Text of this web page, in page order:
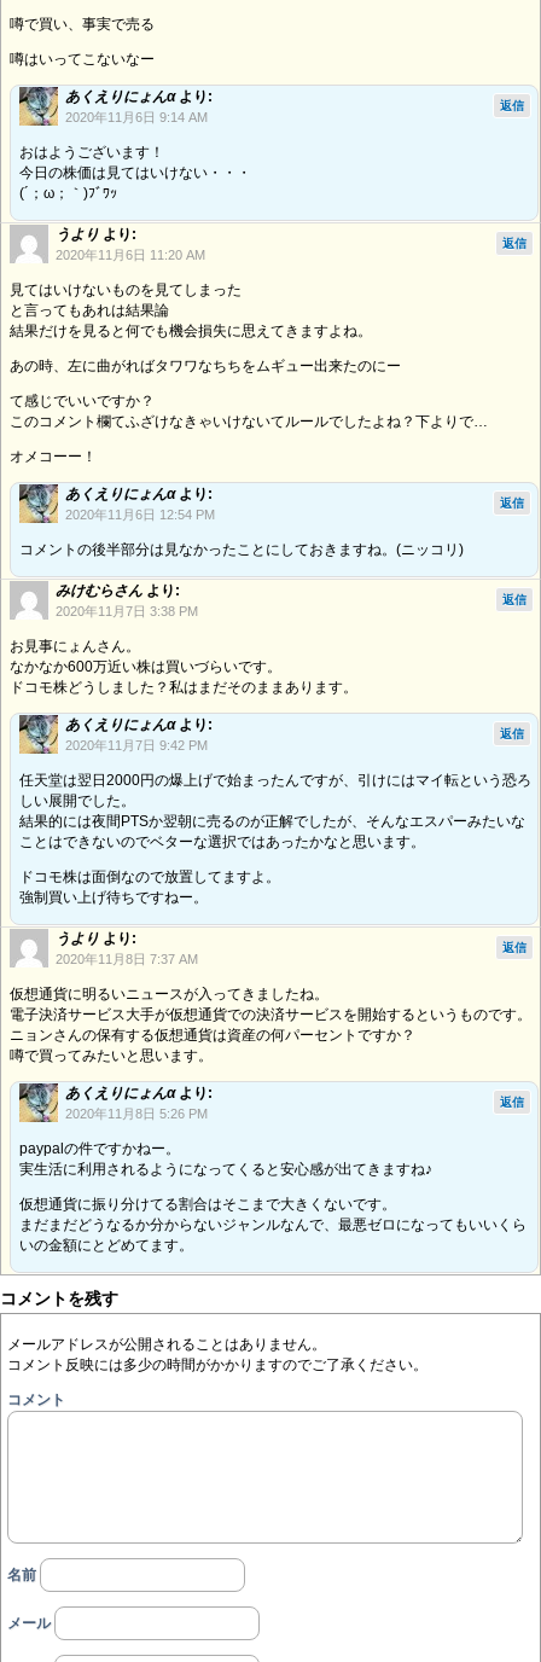
噂で買い、事実で売る
噂はいってこないなー
あくえりにょんα より:
2020年11月6日 9:14 AM
おはようございます！
今日の株価は見てはいけない・・・
(´；ω；｀)ﾌﾞﾜｯ
返信
うより より:
2020年11月6日 11:20 AM
見てはいけないものを見てしまった
と言ってもあれは結果論
結果だけを見ると何でも機会損失に思えてきますよね。
あの時、左に曲がればタワワなちちをムギュー出来たのにー
て感じでいいですか？
このコメント欄てふざけなきゃいけないてルールでしたよね？下よりで…
オメコーー！
返信
あくえりにょんα より:
2020年11月6日 12:54 PM
コメントの後半部分は見なかったことにしておきますね。(ニッコリ)
返信
みけむらさん より:
2020年11月7日 3:38 PM
お見事にょんさん。
なかなか600万近い株は買いづらいです。
ドコモ株どうしました？私はまだそのままあります。
返信
あくえりにょんα より:
2020年11月7日 9:42 PM
任天堂は翌日2000円の爆上げで始まったんですが、引けにはマイ転という恐ろ
しい展開でした。
結果的には夜間PTSか翌朝に売るのが正解でしたが、そんなエスパーみたいな
ことはできないのでベターな選択ではあったかなと思います。
ドコモ株は面倒なので放置してますよ。
強制買い上げ待ちですねー。
返信
うより より:
2020年11月8日 7:37 AM
仮想通貨に明るいニュースが入ってきましたね。
電子決済サービス大手が仮想通貨での決済サービスを開始するというものです。
ニョンさんの保有する仮想通貨は資産の何パーセントですか？
噂で買ってみたいと思います。
返信
あくえりにょんα より:
2020年11月8日 5:26 PM
paypalの件ですかねー。
実生活に利用されるようになってくると安心感が出てきますね♪
仮想通貨に振り分けてる割合はそこまで大きくないです。
まだまだどうなるか分からないジャンルなんで、最悪ゼロになってもいいくら
いの金額にとどめてます。
返信
コメントを残す
メールアドレスが公開されることはありません。
コメント反映には多少の時間がかかりますのでご了承ください。
コメント
名前
メール